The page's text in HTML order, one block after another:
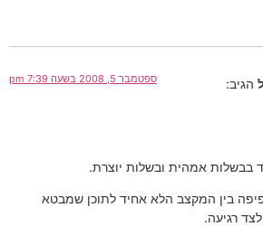
הגיב: ספטמבר 5, 2008 בשעה 7:39 pm
בבשלות אמהית ובשלות יוצרת.
בין המקצב הלא אחיד לתוכן שמבטא
רגיעה.